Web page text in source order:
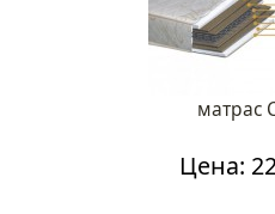
матрас
Цена: